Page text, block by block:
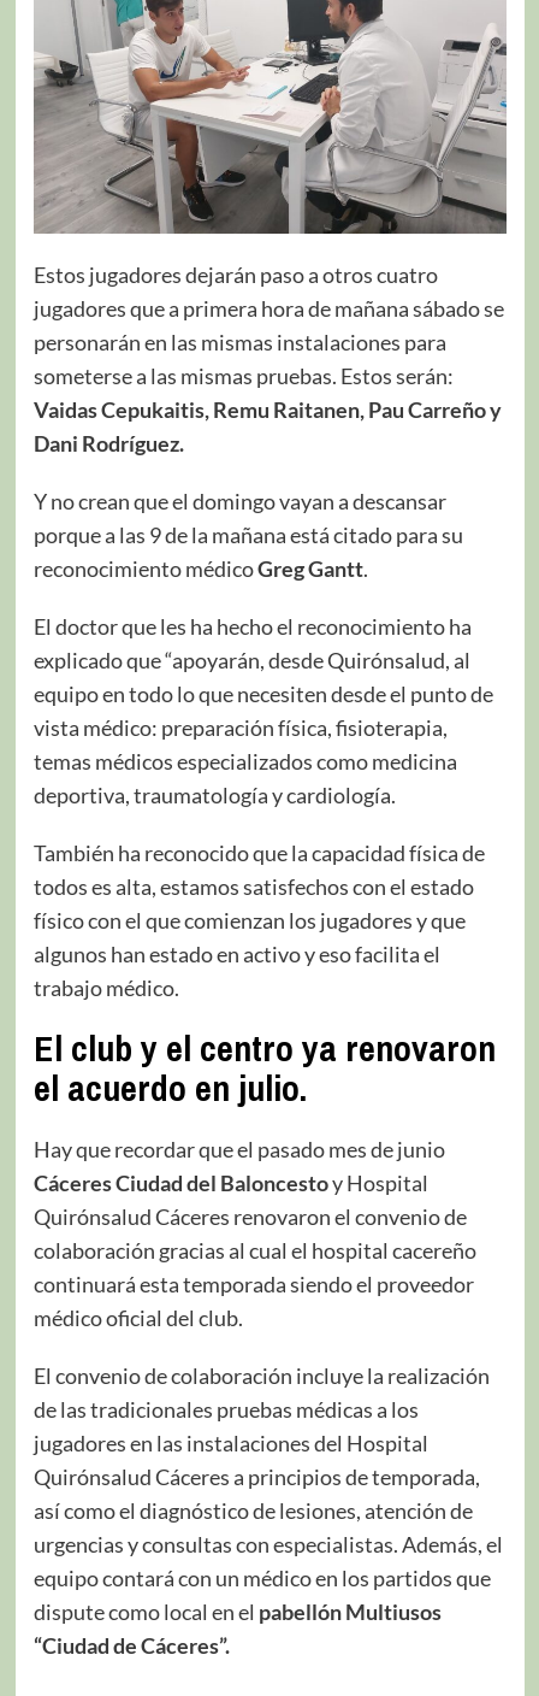
Estos jugadores dejarán paso a otros cuatro
jugadores que a primera hora de mañana sábado se
personarán en las mismas instalaciones para
someterse a las mismas pruebas. Estos serán:
Vaidas Cepukaitis, Remu Raitanen, Pau Carreño y
Dani Rodríguez.
Y no crean que el domingo vayan a descansar
porque a las 9 de la mañana está citado para su
reconocimiento médicoGreg Gantt.
El doctor que les ha hecho el reconocimiento ha
explicado que “apoyarán, desde Quirónsalud, al
equipo en todo lo que necesiten desde el punto de
vista médico: preparación física, fisioterapia,
temas médicos especializados como medicina
deportiva, traumatología y cardiología.
También ha reconocido que la capacidad física de
todos es alta, estamos satisfechos con el estado
físico con el que comienzan los jugadores y que
algunos han estado en activo y eso facilita el
trabajo médico.
El club y el centro ya renovaron
el acuerdo en julio.
Hay que recordar que el pasado mes de junio
Cáceres Ciudad del Baloncestoy Hospital
Quirónsalud Cáceres renovaron el convenio de
colaboración gracias al cual el hospital cacereño
continuará esta temporada siendo el proveedor
médico oficial del club.
El convenio de colaboración incluye la realización
de las tradicionales pruebas médicas a los
jugadores en las instalaciones del Hospital
Quirónsalud Cáceres a principios de temporada,
así como el diagnóstico de lesiones, atención de
urgencias y consultas con especialistas. Además, el
equipo contará con un médico en los partidos que
dispute como local en el pabellón Multiusos
“Ciudad de Cáceres”.